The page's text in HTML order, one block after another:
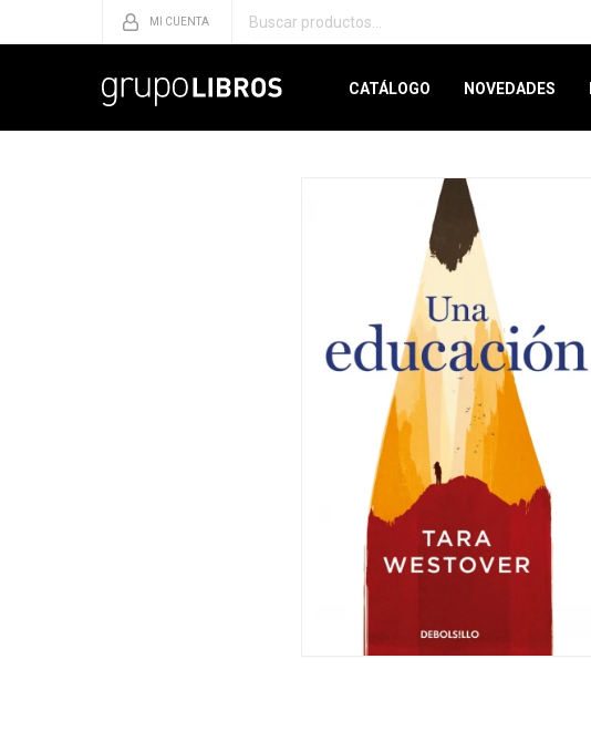
CATÁLOGO NOVEDADES